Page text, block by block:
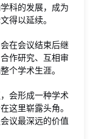
科的发展，成为
得以延续。
在会议结束后继
作研究、互相审
个学术生涯。
会形成一种学术
这里崭露头角。
议最深远的价值